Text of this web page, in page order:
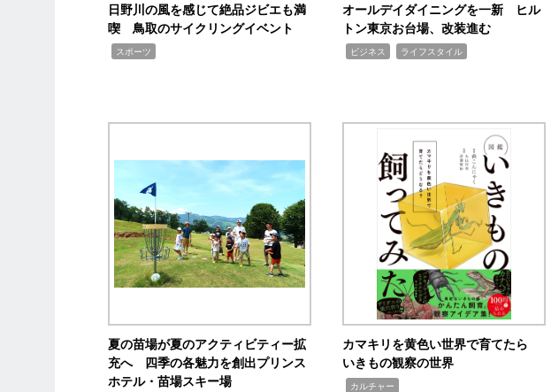
日野川の風を感じて絶品ジビエも満
喫 鳥取のサイクリングイベント
スポーツ
オールデイダイニングを一新 ヒル
トン東京お台場、改装進む
ビジネス ライフスタイル
夏の苗場が夏のアクティビティー拡
充へ 四季の各魅力を創出プリンス
ホテル・苗場スキー場
カマキリを黄色い世界で育てたら
いきもの観察の世界
カルチャー